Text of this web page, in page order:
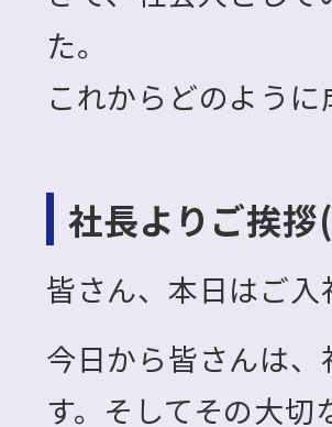
た。
これからどのよう
社長よりご挨拶
皆さん、本日はご
今日から皆さんは
す。そしてその大